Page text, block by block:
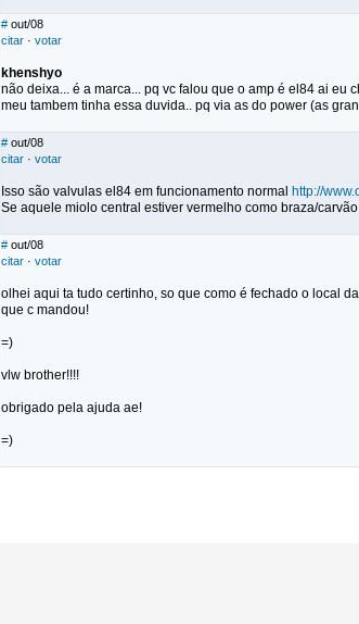
# out/08
citar · votar
khenshyo
não deixa... é a marca... pq vc falou que o amp é el84 ai eu
meu tambem tinha essa duvida.. pq via as do power (as
# out/08
citar · votar
Isso são valvulas el84 em funcionamento normal http://
Se aquele miolo central estiver vermelho como braza/
# out/08
citar · votar
olhei aqui ta tudo certinho, so que como é fechado o local
que c mandou!
=)
vlw brother!!!!
obrigado pela ajuda ae!
=)